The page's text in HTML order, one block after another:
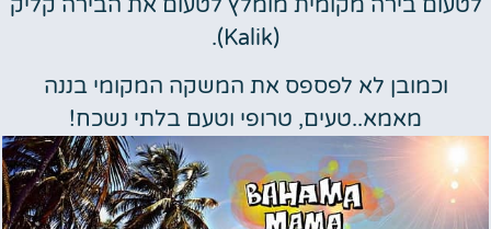
לטעום בירה מקומית מומלץ לטעום את הבירה קליק
(Kalik).
וכמובן לא לפספס את המשקה המקומי בננה
מאמא..טעים, טרופי וטעם בלתי נשכח!